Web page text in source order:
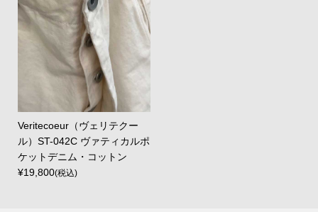
Veritecoeur（ヴェリテクー
ル）ST-042C ヴァティカルポ
ケットデニム・コットン
¥19,800(税込)